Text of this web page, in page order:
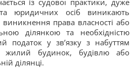
із судової практики, дуже
юридичних осіб виникають
права власності або
ділянкою та необхідністю
податок у зв’язку з набуттям
жилий будинок, будівлю або
ділянці.